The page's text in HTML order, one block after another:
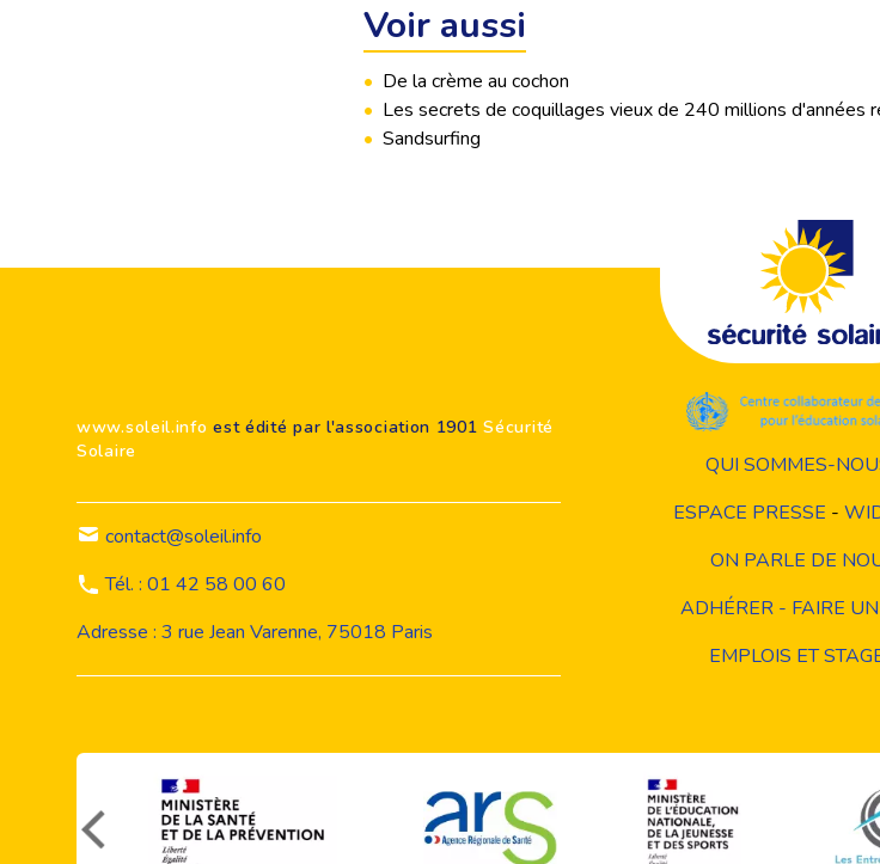
Voir aussi
• De la crème au cochon
• Les secrets de coquillages vieux de 240 millions d'années
• Sandsurfing
www.soleil.info est édité par l'association 1901Sécurité
Solaire
contact@soleil.info
Tél. : 01 42 58 00 60
Adresse : 3 rue Jean Varenne, 75018 Paris
QUI SOMMES-
ESPACE PRESSE -
ON PARLE DE
ADHÉRER - FAIRE
EMPLOIS ET